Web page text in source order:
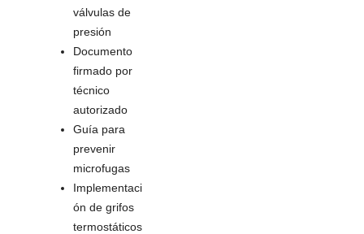
válvulas de
presión
Documento
firmado por
técnico
autorizado
Guía para
prevenir
microfugas
Implementaci
ón de grifos
termostáticos